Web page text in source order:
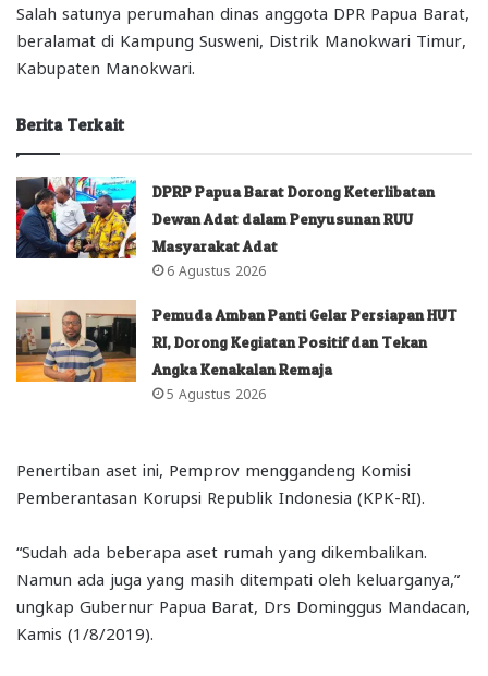
Salah satunya perumahan dinas anggota DPR Papua Barat,
beralamat di Kampung Susweni, Distrik Manokwari Timur,
Kabupaten Manokwari.
Berita Terkait
DPRP Papua Barat Dorong Keterlibatan
Dewan Adat dalam Penyusunan RUU
Masyarakat Adat
6 Agustus 2026
Pemuda Amban Panti Gelar Persiapan HUT
RI, Dorong Kegiatan Positif dan Tekan
Angka Kenakalan Remaja
5 Agustus 2026
Penertiban aset ini, Pemprov menggandeng Komisi
Pemberantasan Korupsi Republik Indonesia (KPK-RI).
“Sudah ada beberapa aset rumah yang dikembalikan.
Namun ada juga yang masih ditempati oleh keluarganya,”
ungkap Gubernur Papua Barat, Drs Dominggus Mandacan,
Kamis (1/8/2019).